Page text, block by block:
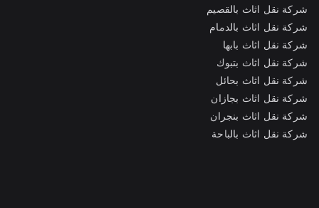
شركة نقل اثاث بالقصيم
شركة نقل اثاث بالدمام
شركة نقل اثاث بابها
شركة نقل اثاث بتبوك
شركة نقل اثاث بحائل
شركة نقل اثاث بجازان
شركة نقل اثاث بنجران
شركة نقل اثاث بالباحة